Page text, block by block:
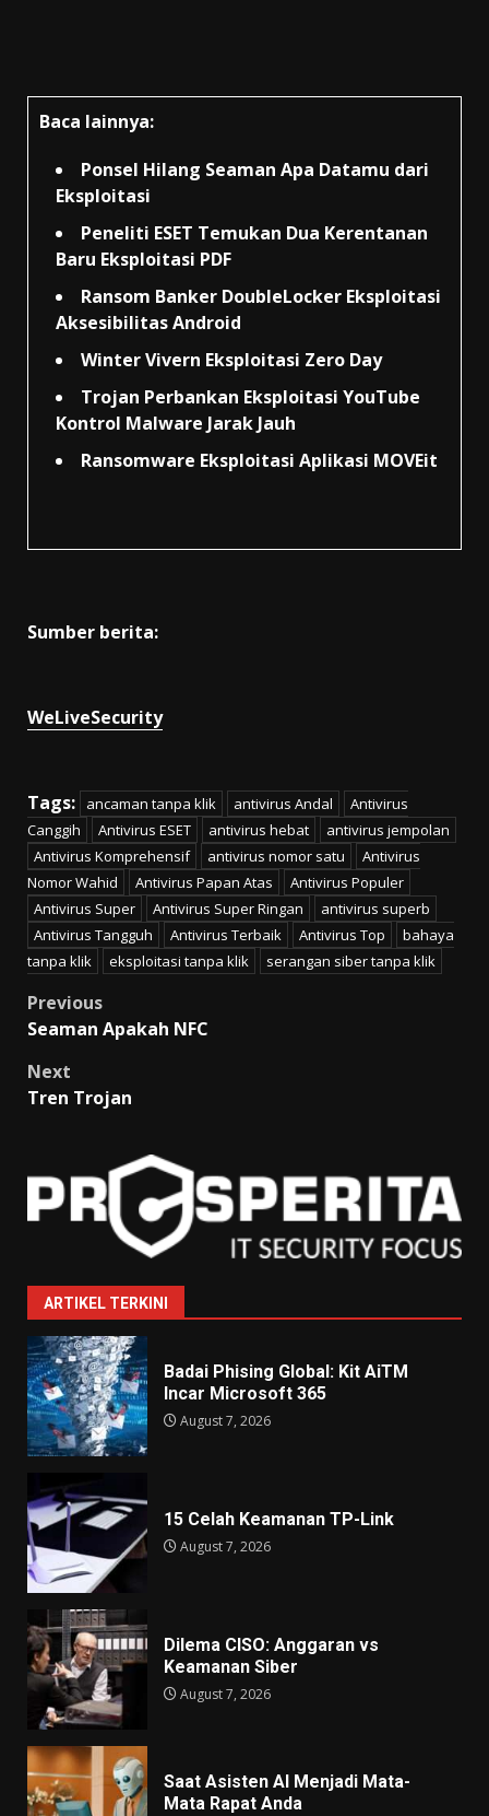
Baca lainnya:
Ponsel Hilang Seaman Apa Datamu dari
Eksploitasi
Peneliti ESET Temukan Dua Kerentanan
Baru Eksploitasi PDF
Ransom Banker DoubleLocker Eksploitasi
Aksesibilitas Android
Winter Vivern Eksploitasi Zero Day
Trojan Perbankan Eksploitasi YouTube
Kontrol Malware Jarak Jauh
Ransomware Eksploitasi Aplikasi MOVEit
Sumber berita:
WeLiveSecurity
Tags: ancaman tanpa klik antivirus Andal
Antivirus
Canggih
Antivirus ESET antivirus hebat
antivirus jempolan
Antivirus Komprehensif
antivirus nomor satu
Antivirus
Nomor Wahid
Antivirus Papan Atas
Antivirus Populer
Antivirus Super
Antivirus Super Ringan
antivirus superb
Antivirus Tangguh
Antivirus Terbaik Antivirus Top
bahaya
tanpa klik
eksploitasi tanpa klik serangan siber tanpa klik
Post
navigation
Previous
Seaman Apakah NFC
Next
Tren Trojan
ARTIKEL TERKINI
Badai Phising Global: Kit AiTM
Incar Microsoft 365
August 7, 2026
15 Celah Keamanan TP-Link
August 7, 2026
Dilema CISO: Anggaran vs
Keamanan Siber
August 7, 2026
Saat Asisten AI Menjadi Mata-
Mata Rapat Anda